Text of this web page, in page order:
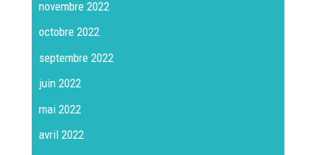
novembre 2022
octobre 2022
septembre 2022
juin 2022
mai 2022
avril 2022